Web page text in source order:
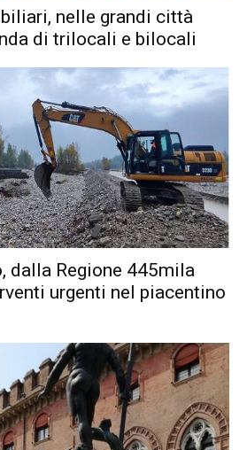
nelle grandi città
di trilocali e bilocali
dalla Regione 445mila
urgenti nel piacentino